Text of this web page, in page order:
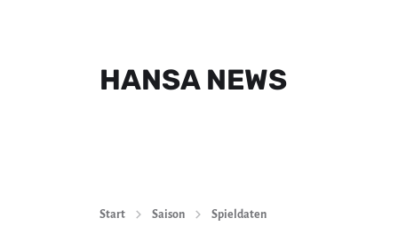
HANSA NEWS
Start Saison Spieldaten